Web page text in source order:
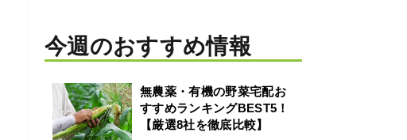
今週のおすすめ情報
無農薬・有機の野菜宅配お
すすめランキングBEST5！
【厳選8社を徹底比較】